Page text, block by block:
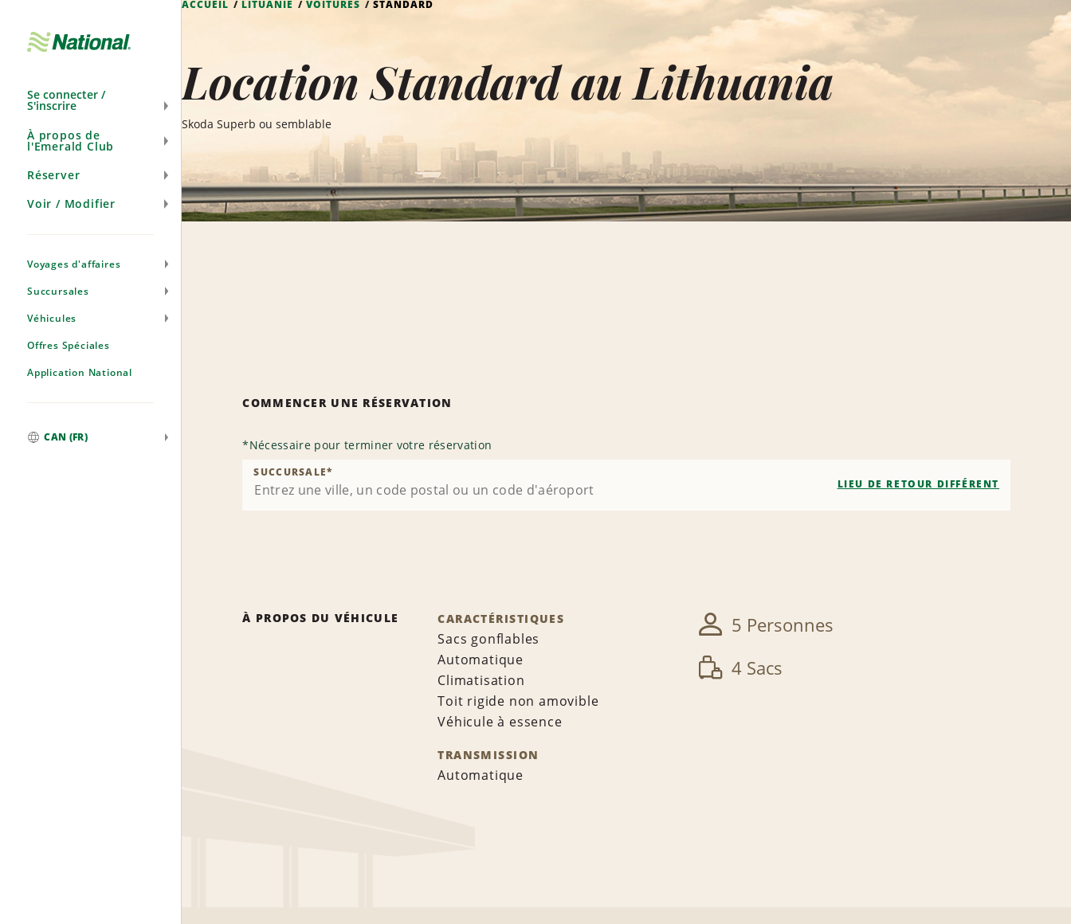
navigation
Se connecter /
S'inscrire
À propos de
l'Emerald Club
Réserver
Voir / Modifier
Voyages d'affaires
Succursales
Véhicules
Offres Spéciales
Application National
CAN (FR)
ACCUEIL LITUANIE VOITURES STANDARD
Location Standard au Lithuania
Skoda Superb ou semblable
COMMENCER UNE RÉSERVATION
*Nécessaire pour terminer votre réservation
SUCCURSALE*
LIEU DE RETOUR DIFFÉRENT
À PROPOS DU VÉHICULE CARACTÉRISTIQUES
Sacs gonflables
Automatique
Climatisation
Toit rigide non amovible
Véhicule à essence
TRANSMISSION
Automatique
5 Personnes
4 Sacs